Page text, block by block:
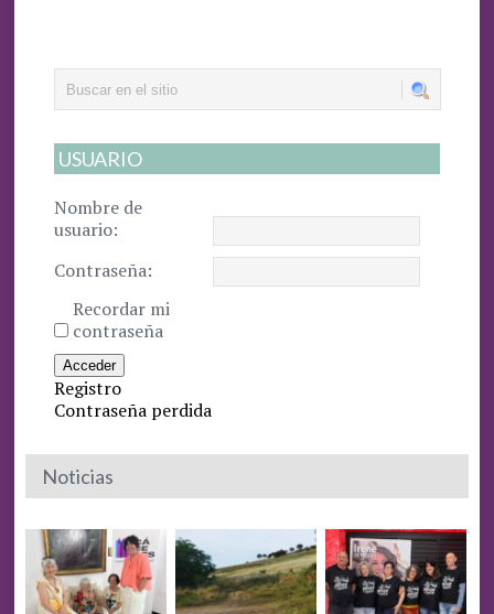
USUARIO
Nombre de
usuario:
Contraseña:
Recordar mi
contraseña
Acceder
Registro
Contraseña perdida
Noticias